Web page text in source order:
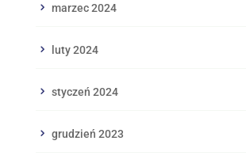
marzec 2024
luty 2024
styczeń 2024
grudzień 2023